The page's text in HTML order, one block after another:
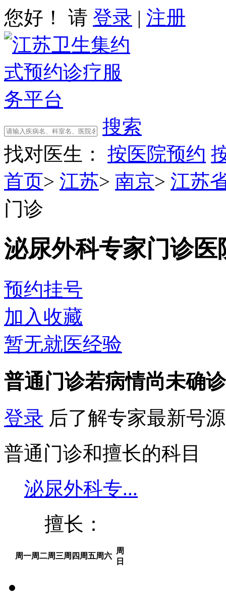
您好！ 请 登录 | 注册
搜索
找对医生：
按医院预约
首页> 江苏> 南京> 江苏
门诊
泌尿外科专家门诊医
预约挂号
加入收藏
暂无就医经验
普通门诊若病情尚未确
登录 后了解专家最新号
普通门诊和擅长的科目
泌尿外科专...
擅长：
周一周二周三周四 周五周六
周
日